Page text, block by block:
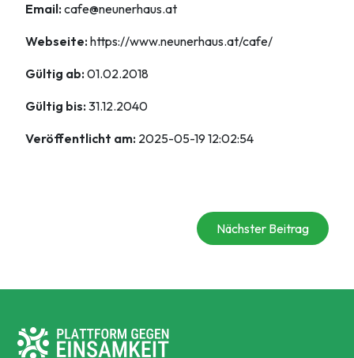
Email:cafe@neunerhaus.at
Webseite:https://www.neunerhaus.at/cafe/
Gültig ab:01.02.2018
Gültig bis:31.12.2040
Veröffentlicht am: 2025-05-19 12:02:54
Nächster Beitrag